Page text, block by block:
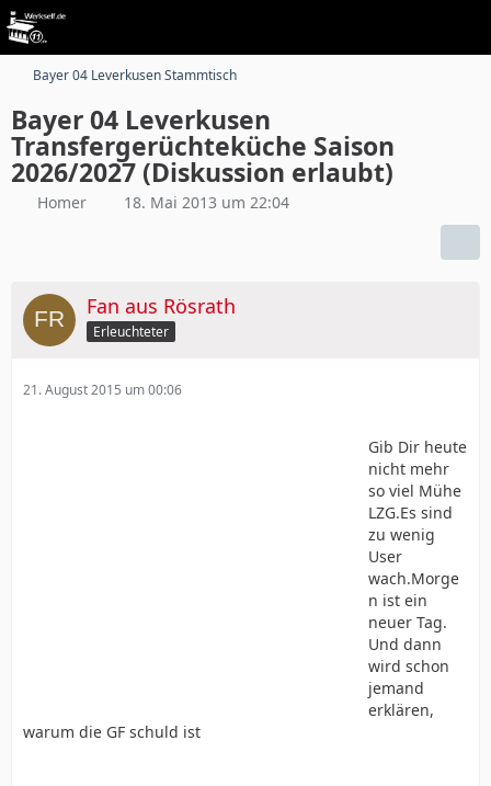
Bayer 04 Leverkusen Stammtisch
Bayer 04 Leverkusen
Transfergerüchteküche Saison
2026/2027 (Diskussion erlaubt)
Homer 18. Mai 2013 um 22:04
Fan aus Rösrath
Erleuchteter
21. August 2015 um 00:06
Gib Dir heute
nicht mehr
so viel Mühe
LZG.Es sind
zu wenig
User
wach.Morge
n ist ein
neuer Tag.
Und dann
wird schon
jemand
erklären,
warum die GF schuld ist